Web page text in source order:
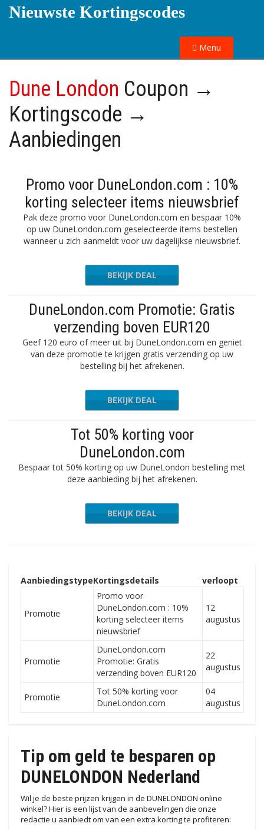
Nieuwste Kortingscodes
Menu
Dune London Coupon →
Kortingscode →
Aanbiedingen
Promo voor DuneLondon.com : 10%
korting selecteer items nieuwsbrief
Pak deze promo voor DuneLondon.com en bespaar 10%
op uw DuneLondon.com geselecteerde items bestellen
wanneer u zich aanmeldt voor uw dagelijkse nieuwsbrief.
BEKIJK DEAL
DuneLondon.com Promotie: Gratis
verzending boven EUR120
Geef 120 euro of meer uit bij DuneLondon.com en geniet
van deze promotie te krijgen gratis verzending op uw
bestelling bij het afrekenen.
BEKIJK DEAL
Tot 50% korting voor
DuneLondon.com
Bespaar tot 50% korting op uw DuneLondon bestelling met
deze aanbieding bij het afrekenen.
BEKIJK DEAL
AanbiedingstypeKortingsdetails verloopt
Promotie
Promo voor
DuneLondon.com : 10%
korting selecteer items
nieuwsbrief
12
augustus
Promotie
DuneLondon.com
Promotie: Gratis
verzending boven EUR120
22
augustus
Promotie
Tot 50% korting voor
DuneLondon.com
04
augustus
Tip om geld te besparen op
DUNELONDON Nederland
Wil je de beste prijzen krijgen in de DUNELONDON online
winkel? Hier is een lijst van de aanbevelingen die onze
redactie u aanbiedt om van een extra korting te profiteren: